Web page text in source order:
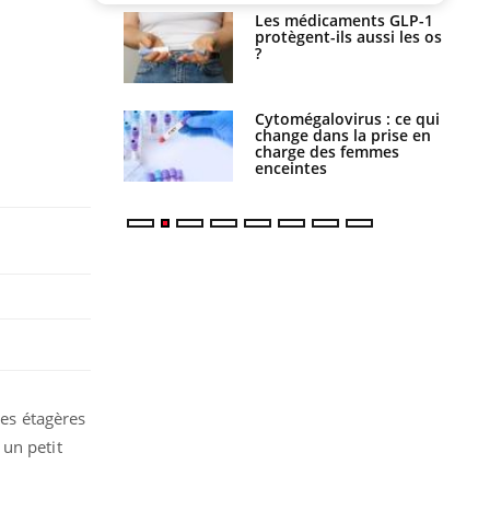
étagères
un petit
Les médicaments GLP-1
protègent-ils aussi les os
?
Cytomégalovirus : ce qui
change dans la prise en
charge des femmes
enceintes